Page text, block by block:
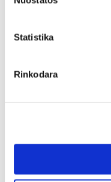
Statistika
Rinkodara